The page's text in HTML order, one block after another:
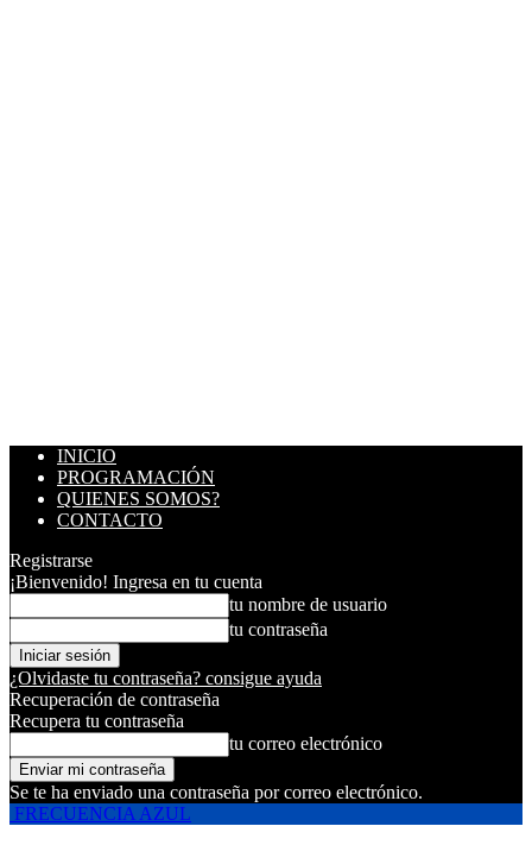
INICIO
PROGRAMACIÓN
QUIENES SOMOS?
CONTACTO
Registrarse
¡Bienvenido! Ingresa en tu cuenta
tu nombre de usuario
tu contraseña
¿Olvidaste tu contraseña? consigue ayuda
Recuperación de contraseña
Recupera tu contraseña
tu correo electrónico
Se te ha enviado una contraseña por correo electrónico.
FRECUENCIA AZUL